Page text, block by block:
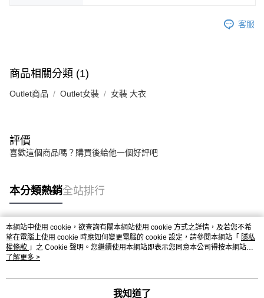
客服
商品相關分類 (1)
Outlet商品 Outlet女裝 女裝 大衣
評價
喜歡這個商品嗎？購買後給他一個好評吧
本分類熱銷全站排行
熱門標籤
本網站中使用 cookie，欲查詢有關本網站使用 cookie 方式之詳情，及若您不希
望在電腦上使用 cookie 時應如何變更電腦的 cookie 設定，請參閱本網站「 隱私
權條款 」之 Cookie 聲明。您繼續使用本網站即表示您同意本公司得按本網站使
用條款之 Cookie 聲明使用 cookie。
了解更多 >
我知道了